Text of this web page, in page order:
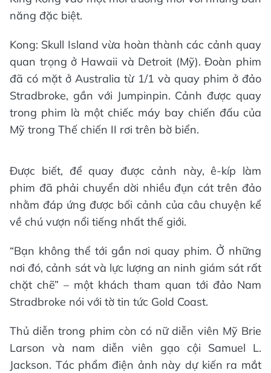
năng đặc biệt.
Kong: Skull Island vừa hoàn thành các cảnh quay
quan trọng ở Hawaii và Detroit (Mỹ). Đoàn phim
đã có mặt ở Australia từ 1/1 và quay phim ở đảo
Stradbroke, gần với Jumpinpin. Cảnh được quay
trong phim là một chiếc máy bay chiến đấu của
Mỹ trong Thế chiến II rơi trên bờ biển.
Được biết, để quay được cảnh này, ê-kíp làm
phim đã phải chuyển dời nhiều đụn cát trên đảo
nhằm đáp ứng được bối cảnh của câu chuyện kể
về chú vượn nổi tiếng nhất thế giới.
“Bạn không thể tới gần nơi quay phim. Ở những
nơi đó, cảnh sát và lực lượng an ninh giám sát rất
chặt chẽ” – một khách tham quan tới đảo Nam
Stradbroke nói với tờ tin tức Gold Coast.
Thủ diễn trong phim còn có nữ diễn viên Mỹ Brie
Larson và nam diễn viên gạo cội Samuel L.
Jackson. Tác phẩm điện ảnh này dự kiến ra mắt